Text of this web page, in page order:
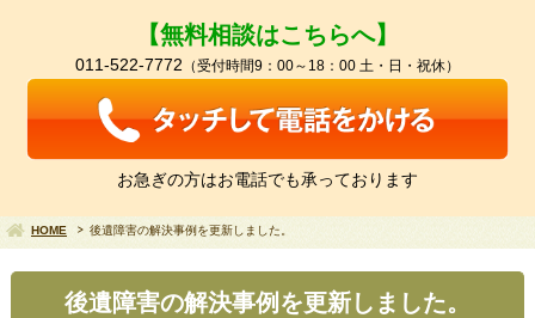
【無料相談はこちらへ】
011-522-7772 （受付時間9：00～18：00 土・日・祝休）
お急ぎの方はお電話でも承っております
HOME 後遺障害の解決事例を更新しました。
後遺障害の解決事例を更新しました。